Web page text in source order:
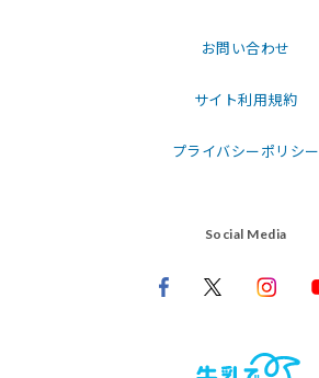
お問い合わせ
サイト利用規約
プライバシーポリシー
Social Media